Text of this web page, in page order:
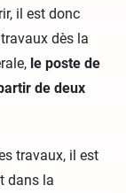
il est donc
dès la
le poste de
de deux
travaux, il est
dans la